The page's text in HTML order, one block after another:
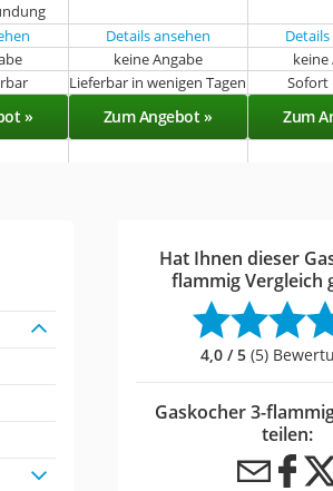
Details ansehen
keine Angabe keine
Lieferbar in wenigen Tagen Sofort
» Zum Angebot » Zum
Hat Ihnen dieser
flammig Vergleich
4,0 / 5 (5)
Gaskocher 3-
teilen: